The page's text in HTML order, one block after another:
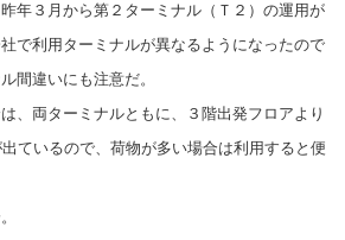
年３月から第２ターミナル（Ｔ２）の運用が
で利用ターミナルが異なるようになったので
間違いにも注意だ。
、両ターミナルともに、３階出発フロアより
ているので、荷物が多い場合は利用すると便